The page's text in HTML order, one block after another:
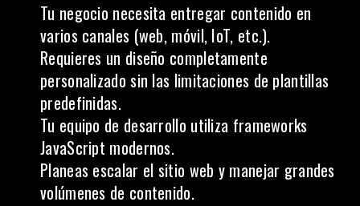
Tu negocio necesita entregar contenido en
varios canales (web, móvil, IoT, etc.).
Requieres un diseño completamente
personalizado sin las limitaciones de plantillas
predefinidas.
Tu equipo de desarrollo utiliza frameworks
JavaScript modernos.
Planeas escalar el sitio web y manejar grandes
volúmenes de contenido.